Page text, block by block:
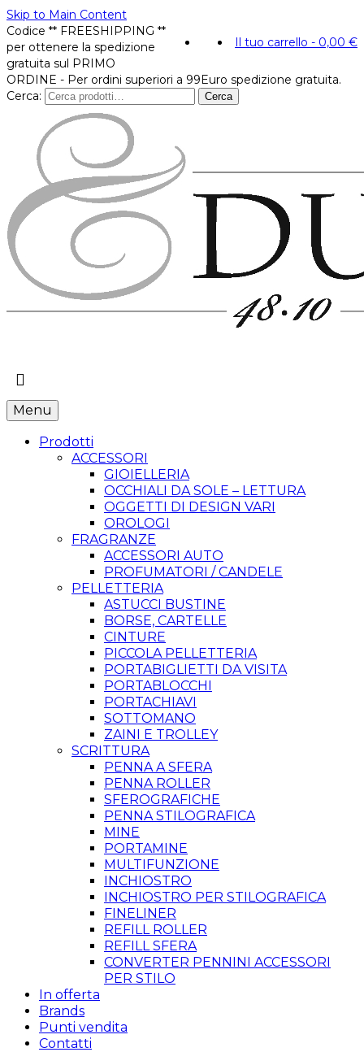
Skip to Main Content
Il tuo carrello - 0,00 €
Codice ** FREESHIPPING **
per ottenere la spedizione
gratuita sul PRIMO
ORDINE - Per ordini superiori a 99Euro spedizione gratuita.
Cerca:
Cerca
Menu
Prodotti
ACCESSORI
GIOIELLERIA
OCCHIALI DA SOLE – LETTURA
OGGETTI DI DESIGN VARI
OROLOGI
FRAGRANZE
ACCESSORI AUTO
PROFUMATORI / CANDELE
PELLETTERIA
ASTUCCI BUSTINE
BORSE, CARTELLE
CINTURE
PICCOLA PELLETTERIA
PORTABIGLIETTI DA VISITA
PORTABLOCCHI
PORTACHIAVI
SOTTOMANO
ZAINI E TROLLEY
SCRITTURA
PENNA A SFERA
PENNA ROLLER
SFEROGRAFICHE
PENNA STILOGRAFICA
MINE
PORTAMINE
MULTIFUNZIONE
INCHIOSTRO
INCHIOSTRO PER STILOGRAFICA
FINELINER
REFILL ROLLER
REFILL SFERA
CONVERTER PENNINI ACCESSORI
PER STILO
In offerta
Brands
Punti vendita
Contatti